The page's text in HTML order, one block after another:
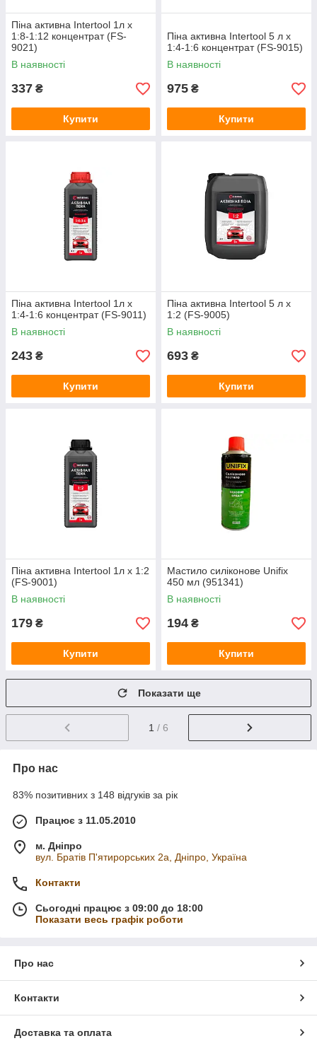
Піна активна Intertool 1л x
1:8-1:12 концентрат (FS-
9021)
В наявності
337 ₴
Купити
Піна активна Intertool 5 л x
1:4-1:6 концентрат (FS-9015)
В наявності
975 ₴
Купити
Піна активна Intertool 1л x
1:4-1:6 концентрат (FS-9011)
В наявності
243 ₴
Купити
Піна активна Intertool 5 л x
1:2 (FS-9005)
В наявності
693 ₴
Купити
Піна активна Intertool 1л x 1:2
(FS-9001)
В наявності
179 ₴
Купити
Мастило силіконове Unifix
450 мл (951341)
В наявності
194 ₴
Купити
Показати ще
1 / 6
Про нас
83% позитивних з 148 відгуків за рік
Працює з 11.05.2010
м. Дніпро
вул. Братів П'ятирорських 2а, Дніпро, Україна
Контакти
Сьогодні працює з 09:00 до 18:00
Показати весь графік роботи
Про нас
Контакти
Доставка та оплата